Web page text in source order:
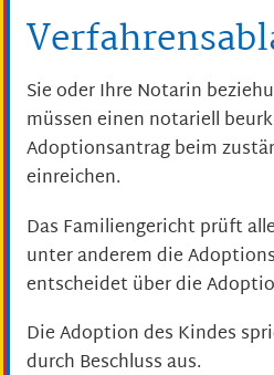
Sie oder Ihre Notarin
müssen einen notariell
Adoptionsantrag beim
einreichen.
Das Familiengericht prüft
unter anderemdie
entscheidet über die
Die Adoption des Kindes
durch Beschluss aus.